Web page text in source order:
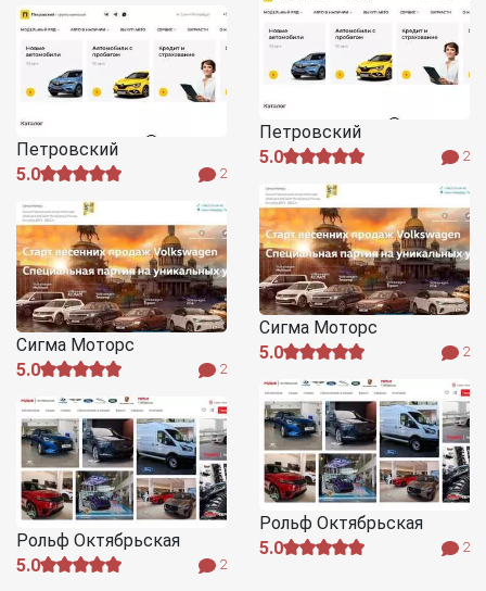
Петровский
5.0
2
Сигма Моторс
5.0
2
Рольф Октябрьская
5.0
2
Петровский
5.0
2
Сигма Моторс
5.0
2
Рольф Октябрьская
5.0
2